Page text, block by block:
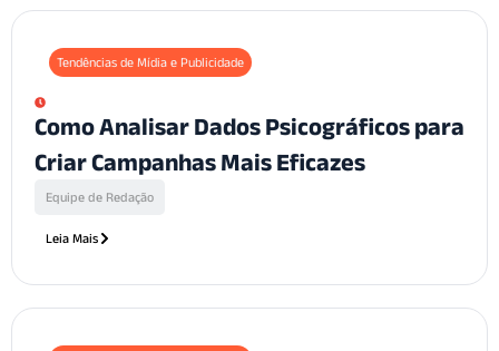
Tendências de Mídia e Publicidade
Como Analisar Dados Psicográficos para
Criar Campanhas Mais Eficazes
Equipe de Redação
Leia Mais